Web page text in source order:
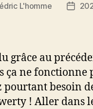
L'homme
Date
grâce au
ça ne fonctionne
pourtant besoin
! Aller dans